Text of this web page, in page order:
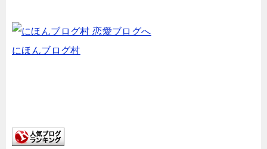
にほんブログ村